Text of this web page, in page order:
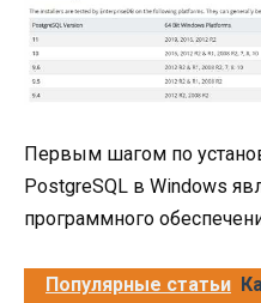
Первым шагом по
PostgreSQL в Windows
программного
Популярные статьи